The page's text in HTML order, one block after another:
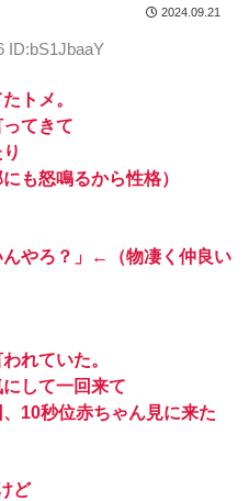
2024.09.21
ID:bS1JbaaY
トメ。
てきて
も怒鳴るから性格）
んやろ？」←（物凄く仲良い
れていた。
して一回来て
10秒位赤ちゃん見に来た
ど